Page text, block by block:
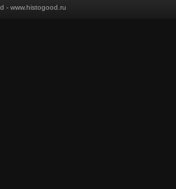
- www.histogood.ru